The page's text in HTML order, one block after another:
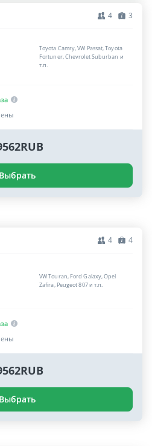
4 3
Toyota Camry, VW Passat, Toyota
Fortuner, Chevrolet Suburban и
т.п.
Выбрать
4 4
VW Touran, Ford Galaxy, Opel
Zafira, Peugeot 807 и т.п.
Выбрать